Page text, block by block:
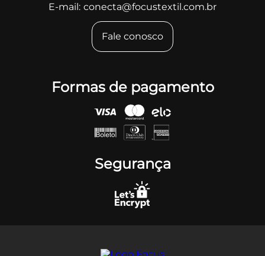
E-mail: conecta@focustextil.com.br
Fale conosco
Formas de pagamento
Segurança